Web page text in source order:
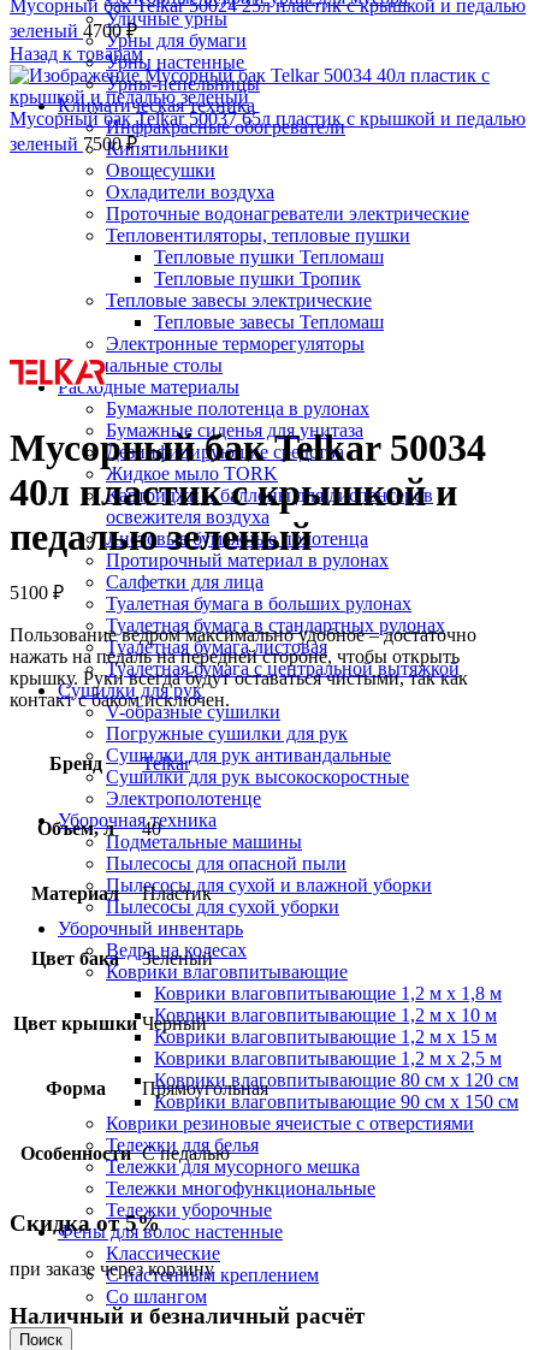
Уличные урны
Урны для бумаги
Урны настенные
Урны-пепельницы
Климатическая техника
Инфракрасные обогреватели
Кипятильники
Овощесушки
Охладители воздуха
Проточные водонагреватели электрические
Тепловентиляторы, тепловые пушки
Тепловые пушки Тепломаш
Тепловые пушки Тропик
Тепловые завесы электрические
Тепловые завесы Тепломаш
Электронные терморегуляторы
Пеленальные столы
Расходные материалы
Бумажные полотенца в рулонах
Бумажные сиденья для унитаза
Дезинфицирующие средства
Жидкое мыло TORK
Картриджи и баллоны для диспенсеров
освежителя воздуха
Листовые бумажные полотенца
Протирочный материал в рулонах
Салфетки для лица
Туалетная бумага в больших рулонах
Туалетная бумага в стандартных рулонах
Туалетная бумага листовая
Туалетная бумага с центральной вытяжкой
Сушилки для рук
V-образные сушилки
Погружные сушилки для рук
Сушилки для рук антивандальные
Сушилки для рук высокоскоростные
Электрополотенце
Уборочная техника
Подметальные машины
Пылесосы для опасной пыли
Пылесосы для сухой и влажной уборки
Пылесосы для сухой уборки
Уборочный инвентарь
Ведра на колесах
Коврики влаговпитывающие
Коврики влаговпитывающие 1,2 м х 1,8 м
Коврики влаговпитывающие 1,2 м х 10 м
Коврики влаговпитывающие 1,2 м х 15 м
Коврики влаговпитывающие 1,2 м х 2,5 м
Коврики влаговпитывающие 80 см х 120 см
Коврики влаговпитывающие 90 см х 150 см
Коврики резиновые ячеистые с отверстиями
Тележки для белья
Тележки для мусорного мешка
Тележки многофункциональные
Тележки уборочные
Фены для волос настенные
Классические
С настенным креплением
Со шлангом
Поиск
Мусорный бак Telkar 50024 25л пластик с крышкой и педалью
зеленый 4700₽
Назад к товарам
Мусорный бак Telkar 50037 65л пластик с крышкой и педалью
зеленый 7500₽
Нажмите, чтобы увеличить
Мусорный бак Telkar 50034
40л пластик с крышкой и
педалью зеленый
5100 ₽
Пользование ведром максимально удобное – достаточно
нажать на педаль на передней стороне, чтобы открыть
крышку. Руки всегда будут оставаться чистыми, так как
контакт с баком исключен.
Бренд Telkar
Объем, л 40
Материал Пластик
Цвет бака Зеленый
Цвет крышки Черный
Форма Прямоугольная
Особенности С педалью
Скидка от 5%
при заказе через корзину
Наличный и безналичный расчёт